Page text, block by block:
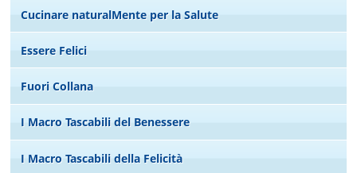
Cucinare naturalMente per la Salute
Essere Felici
Fuori Collana
I Macro Tascabili del Benessere
I Macro Tascabili della Felicità